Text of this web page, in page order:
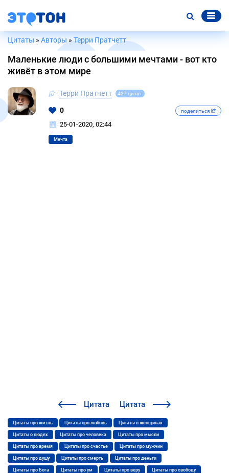
Цитаты » Авторы »Терри Пратчетт
Маленькие люди с большими мечтами - вот кто
живёт в этом мире
Терри Пратчетт 427 цитат
0 поделиться
25-01-2020, 02:44
Мечта
Цитата Цитата
Цитаты про жизнь Цитаты про любовь Цитаты о женщинах
Цитаты о людях Цитаты про человека Цитаты про мысли
Цитаты про время Цитаты про счастье Цитаты про мужчин
Цитаты про душу Цитаты про смерть Цитаты про деньги
Цитаты про Бога Цитаты про ум Цитаты про веру Цитаты про свободу